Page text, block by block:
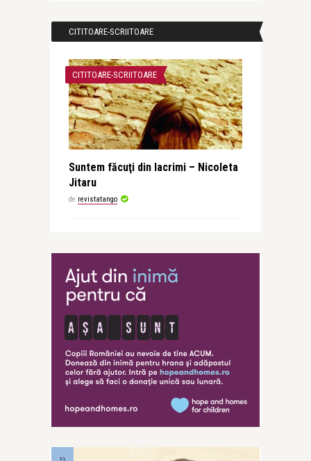
CITITOARE-SCRIITOARE
CITITOARE-SCRIITOARE
Suntem făcuţi din lacrimi – Nicoleta
Jitaru
de revistatango